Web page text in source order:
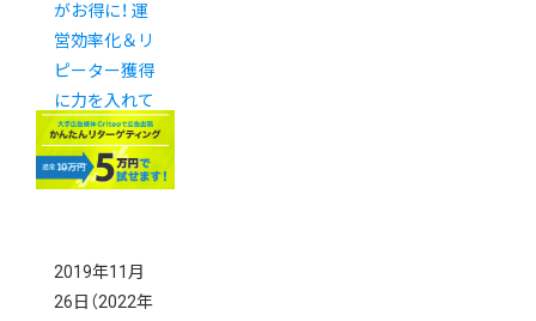
がお得に！ 運
営効率化＆リ
ピーター獲得
に力を入れて
みませんか？
2019年11月
26日 （2022年